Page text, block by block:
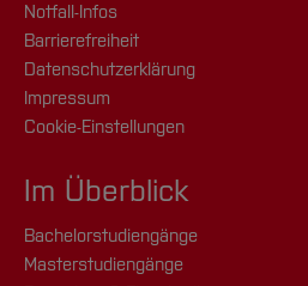
Notfall-Infos
Barrierefreiheit
Datenschutzerklärung
Impressum
Cookie-Einstellungen
Im Überblick
Bachelorstudiengänge
Masterstudiengänge